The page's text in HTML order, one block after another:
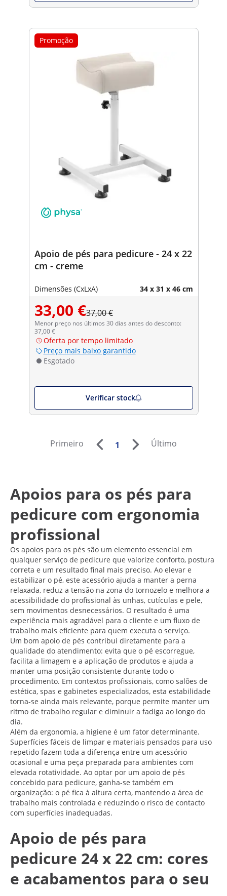
Promoção
Apoio de pés para pedicure - 24 x 22
cm - creme
Dimensões (CxLxA) 34 x 31 x 46 cm
33,00 €37,00 €
Menor preço nos últimos 30 dias antes do desconto:
37,00 €
Oferta por tempo limitado
Preço mais baixo garantido
Esgotado
Verificar stock
Primeiro 1 Último
Apoios para os pés para
pedicure com ergonomia
profissional
Os apoios para os pés são um elemento essencial em
qualquer serviço de pedicure que valorize conforto, postura
correta e um resultado final mais preciso. Ao elevar e
estabilizar o pé, este acessório ajuda a manter a perna
relaxada, reduz a tensão na zona do tornozelo e melhora a
acessibilidade do profissional às unhas, cutículas e pele,
sem movimentos desnecessários. O resultado é uma
experiência mais agradável para o cliente e um fluxo de
trabalho mais eficiente para quem executa o serviço.
Um bom apoio de pés contribui diretamente para a
qualidade do atendimento: evita que o pé escorregue,
facilita a limagem e a aplicação de produtos e ajuda a
manter uma posição consistente durante todo o
procedimento. Em contextos profissionais, como salões de
estética, spas e gabinetes especializados, esta estabilidade
torna-se ainda mais relevante, porque permite manter um
ritmo de trabalho regular e diminuir a fadiga ao longo do
dia.
Além da ergonomia, a higiene é um fator determinante.
Superfícies fáceis de limpar e materiais pensados para uso
repetido fazem toda a diferença entre um acessório
ocasional e uma peça preparada para ambientes com
elevada rotatividade. Ao optar por um apoio de pés
concebido para pedicure, ganha-se também em
organização: o pé fica à altura certa, mantendo a área de
trabalho mais controlada e reduzindo o risco de contacto
com superfícies inadequadas.
Apoio de pés para
pedicure 24 x 22 cm: cores
e acabamentos para o seu